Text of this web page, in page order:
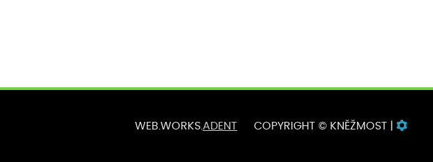
WEB.WORKS. ADENT COPYRIGHT © KNĚŽMOST |